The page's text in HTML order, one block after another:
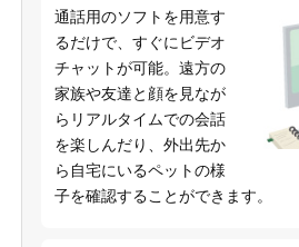
通話用のソフトを用意す
るだけで、すぐにビデオ
チャットが可能。遠方の
家族や友達と顔を見なが
らリアルタイムでの会話
を楽しんだり、外出先か
ら自宅にいるペットの様
子を確認することができます。